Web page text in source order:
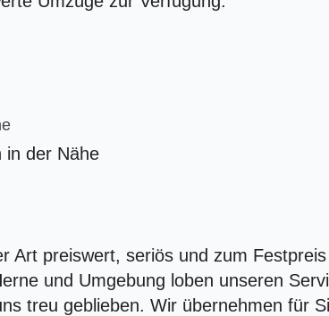
Art preiswert, seriös und zum
und Umgebung loben unseren
treu geblieben. Wir übernehmen für